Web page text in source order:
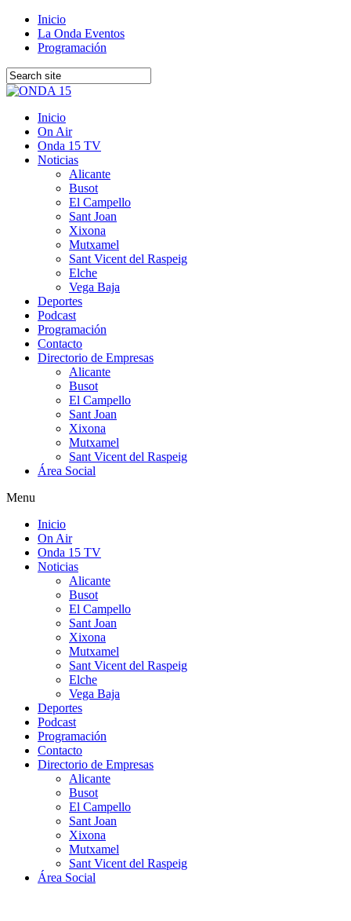
Inicio
La Onda Eventos
Programación
Inicio
On Air
Onda 15 TV
Noticias
Alicante
Busot
El Campello
Sant Joan
Xixona
Mutxamel
Sant Vicent del Raspeig
Elche
Vega Baja
Deportes
Podcast
Programación
Contacto
Directorio de Empresas
Alicante
Busot
El Campello
Sant Joan
Xixona
Mutxamel
Sant Vicent del Raspeig
Área Social
Menu
Inicio
On Air
Onda 15 TV
Noticias
Alicante
Busot
El Campello
Sant Joan
Xixona
Mutxamel
Sant Vicent del Raspeig
Elche
Vega Baja
Deportes
Podcast
Programación
Contacto
Directorio de Empresas
Alicante
Busot
El Campello
Sant Joan
Xixona
Mutxamel
Sant Vicent del Raspeig
Área Social